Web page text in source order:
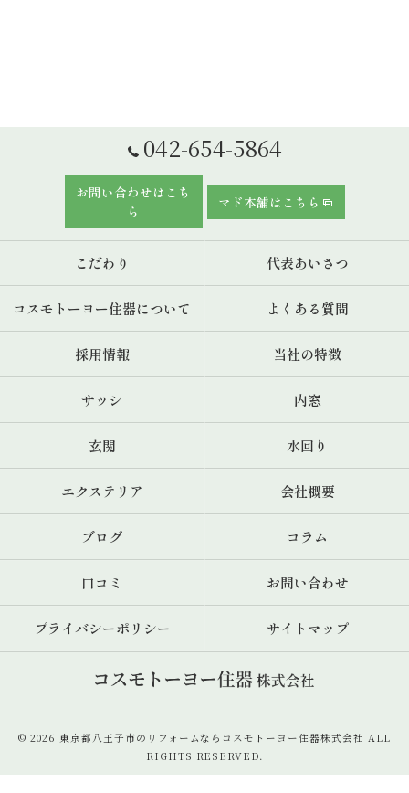
042-654-5864
お問い合わせはこち
ら
マド本舗はこちら
こだわり 代表あいさつ
コスモトーヨー住器について よくある質問
採用情報 当社の特徴
サッシ 内窓
玄関 水回り
エクステリア 会社概要
ブログ コラム
口コミ お問い合わせ
プライバシーポリシー サイトマップ
© 2026 東京都八王子市のリフォームならコスモトーヨー住器株式会社 ALL
RIGHTS RESERVED.